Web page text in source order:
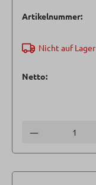
Artikelnummer:
Nicht auf Lager
Netto:
Anzahl verringern